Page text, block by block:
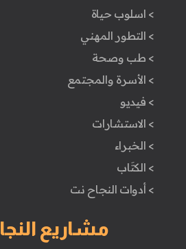
> اسلوب حياة
> التطور المهني
> طب وصحة
> الأسرة والمجتمع
> فيديو
> الاستشارات
> الخبراء
> الكتَاب
> أدوات النجاح نت
مشاريع